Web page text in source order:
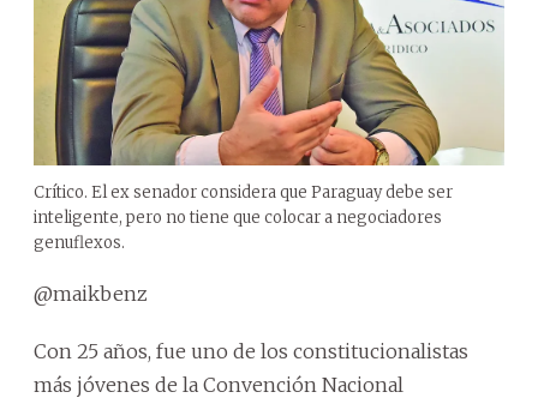
Crítico. El ex senador considera que Paraguay debe ser
inteligente, pero no tiene que colocar a negociadores
genuflexos.
@maikbenz
Con 25 años, fue uno de los constitucionalistas
más jóvenes de la Convención Nacional